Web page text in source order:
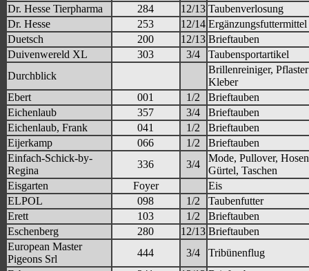
Dr. Hesse Tierpharma
284 12/13 Taubenverlosung
Dr. Hesse
253 12/14 Ergänzungsfuttermittel
Duetsch
200 12/13 Brieftauben
Duivenwereld XL
303 3/4
Taubensportartikel
Durchblick
Brillenreiniger,
Kleber
Ebert
001 1/2
Brieftauben
Eichenlaub
357 3/4
Brieftauben
Eichenlaub, Frank
041 1/2
Brieftauben
Eijerkamp
066 1/2
Brieftauben
Einfach-Schick-by-
Regina
336 3/4
Mode, Pullover,
Gürtel, Taschen
Eisgarten
Foyer
Eis
ELPOL
098 1/2
Taubenfutter
Erett
103 1/2
Brieftauben
Eschenberg
280 12/13 Brieftauben
European Master
Pigeons Srl
444 3/4
Tribünenflug